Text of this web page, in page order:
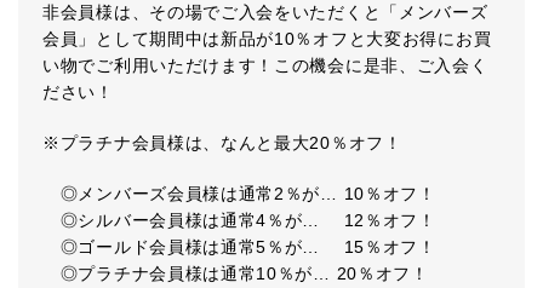
非会員様は、その場でご入会をいただくと「メンバーズ
会員」として期間中は新品が10％オフと大変お得にお買
い物でご利用いただけます！この機会に是非、ご入会く
ださい！
※プラチナ会員様は、なんと最大20％オフ！
◎メンバーズ会員様は通常2％が… 10％オフ！
◎シルバー会員様は通常4％が… 12％オフ！
◎ゴールド会員様は通常5％が… 15％オフ！
◎プラチナ会員様は通常10％が… 20％オフ！